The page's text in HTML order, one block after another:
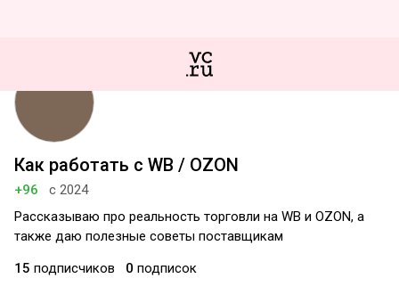
Как работать с WB / OZON
+96
с 2024
Рассказываю про реальность торговли на WB и OZON, а
также даю полезные советы поставщикам
15 подписчиков 0 подписок